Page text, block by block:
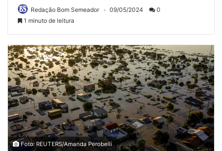
Redação Bom Semeador 09/05/2024
0
1 minuto de leitura
Foto: REUTERS/Amanda Perobelli